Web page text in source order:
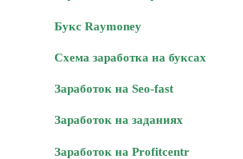
Букс Raymoney
Схема заработка на буксах
Заработок на Seo-fast
Заработок на заданиях
Заработок на Profitcentr